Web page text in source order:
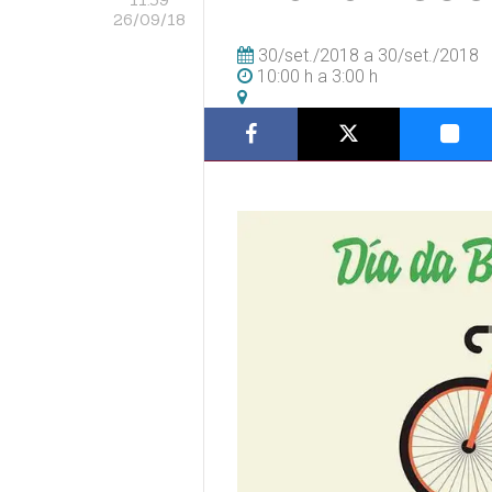
26/09/18
30/set./2018 a 30/set./2018
10:00 h a 3:00 h